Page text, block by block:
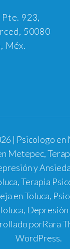
923,
50080
Méx.
| Psicologo en
Metepec,
y
Terapia
en Toluca,
Depresión
porRara
WordPress.